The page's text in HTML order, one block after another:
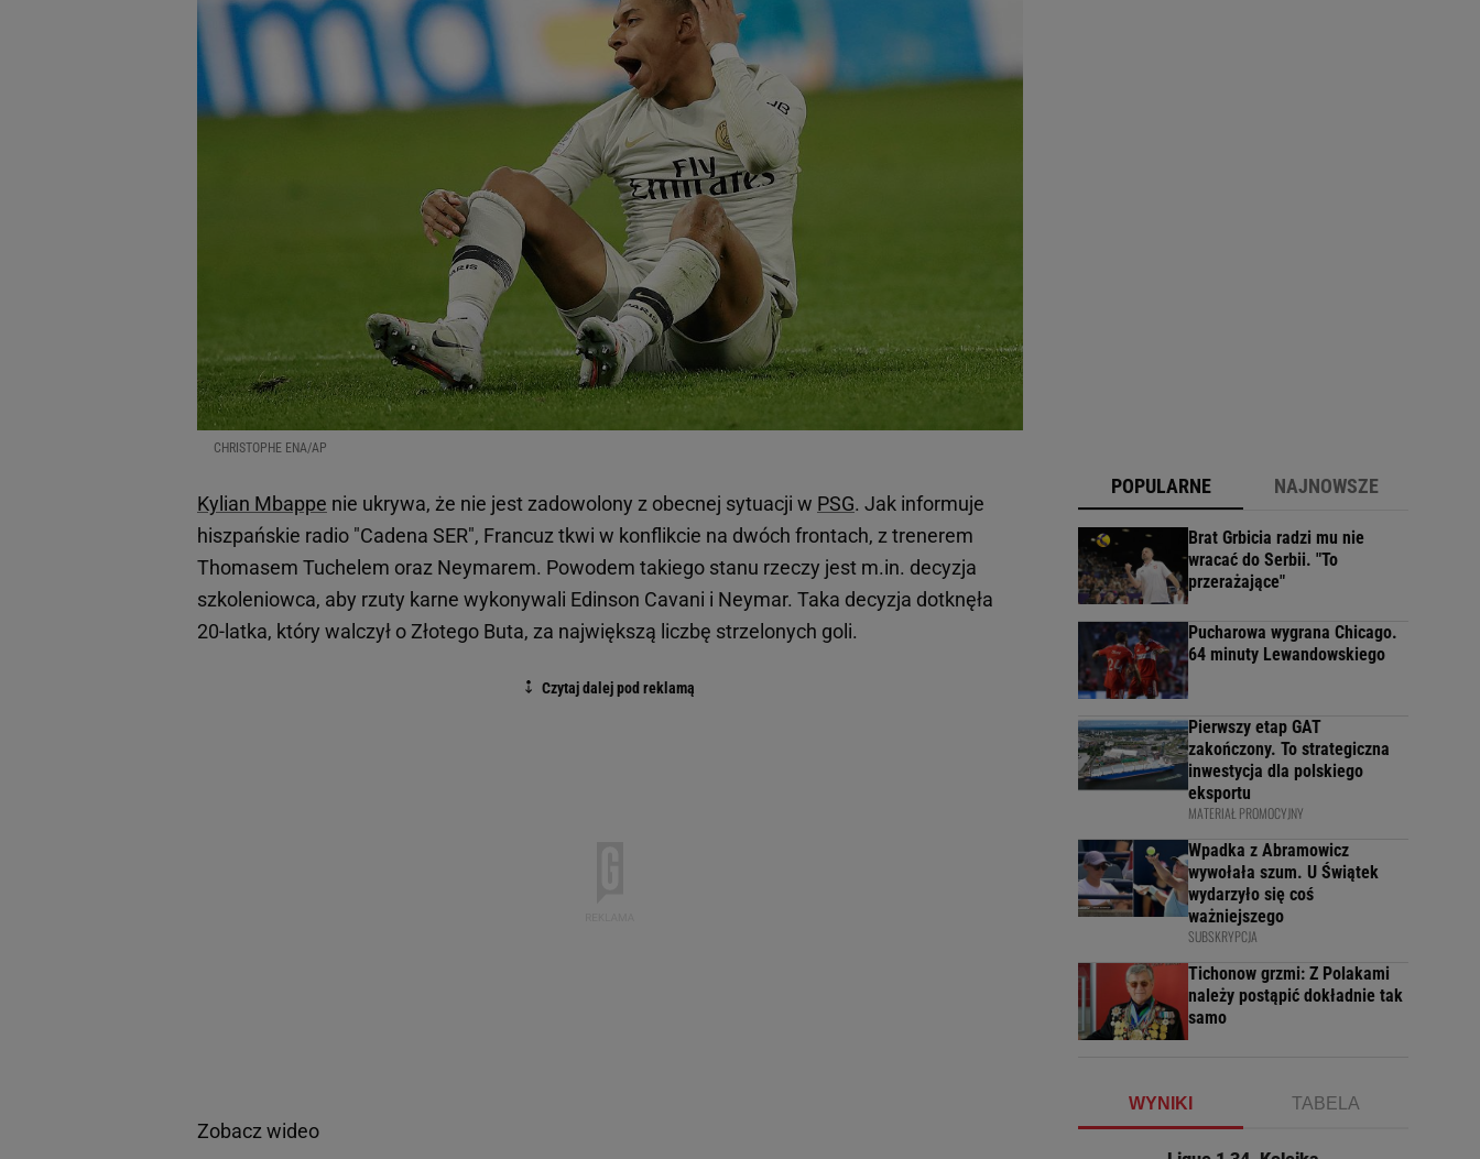
CHRISTOPHE ENA/AP
Kylian Mbappe nie ukrywa, że nie jest zadowolony z obecnej sytuacji w PSG. Jak informuje
hiszpańskie radio "Cadena SER", Francuz tkwi w konflikcie na dwóch frontach, z trenerem
Thomasem Tuchelem oraz Neymarem. Powodem takiego stanu rzeczy jest m.in. decyzja
szkoleniowca, aby rzuty karne wykonywali Edinson Cavani i Neymar. Taka decyzja dotknęła
20-latka, który walczył o Złotego Buta, za największą liczbę strzelonych goli.
Zobacz wideo
POPULARNE NAJNOWSZE
Brat Grbicia radzi mu nie
wracać do Serbii. "To
przerażające"
Pucharowa wygrana Chicago.
64 minuty Lewandowskiego
Pierwszy etap GAT
zakończony. To strategiczna
inwestycja dla polskiego
eksportu
MATERIAŁ PROMOCYJNY
Wpadka z Abramowicz
wywołała szum. U Świątek
wydarzyło się coś
ważniejszego
SUBSKRYPCJA
Tichonow grzmi: Z Polakami
należy postąpić dokładnie tak
samo
WYNIKI TABELA